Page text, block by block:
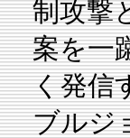
制攻撃
案を一
く発信
ブルジ